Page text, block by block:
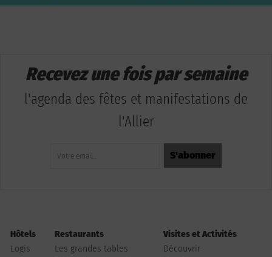
Recevez une fois par semaine
l'agenda des fêtes et manifestations de
l'Allier
Hôtels
Logis
Restaurants
Les grandes tables
Visites et Activités
Découvrir